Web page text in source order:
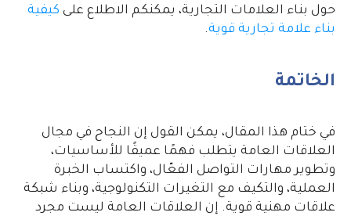
حول بناء العلامات التجارية، يمكنكم الاطلاع على كيفية
بناء علامة تجارية قوية.
الخاتمة
في ختام هذا المقال، يمكن القول إن النجاح في مجال
العلاقات العامة يتطلب فهمًا عميقًا للأساسيات،
وتطوير مهارات التواصل الفعّال، واكتساب الخبرة
العملية، والتكيف مع التغيرات التكنولوجية، وبناء شبكة
علاقات مهنية قوية. إن العلاقات العامة ليست مجرد